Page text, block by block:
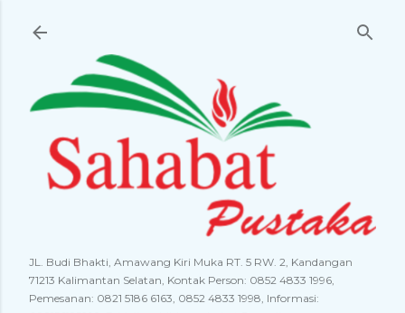
JL. Budi Bhakti, Amawang Kiri Muka RT. 5 RW. 2, Kandangan
71213 Kalimantan Selatan, Kontak Person: 0852 4833 1996,
Pemesanan: 0821 5186 6163, 0852 4833 1998, Informasi: